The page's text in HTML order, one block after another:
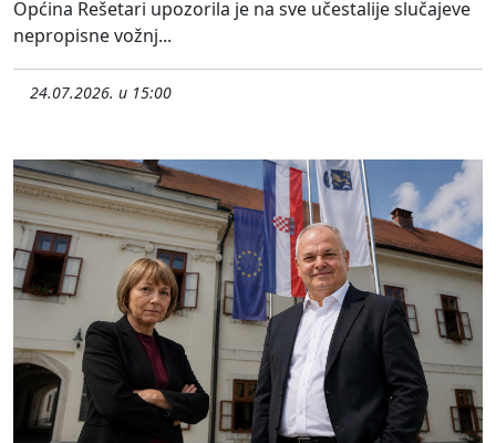
Općina Rešetari upozorila je na sve učestalije slučajeve
nepropisne vožnj...
24.07.2026. u 15:00